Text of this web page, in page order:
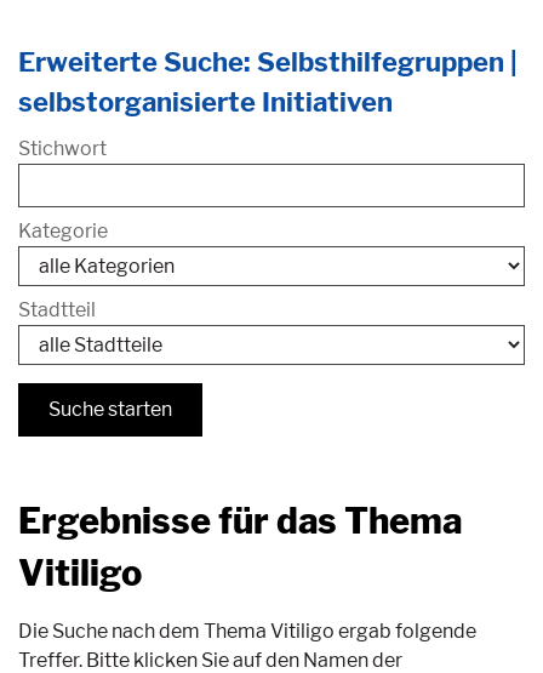
Erweiterte Suche: Selbsthilfegruppen |
selbstorganisierte Initiativen
Stichwort
Kategorie
Stadtteil
Ergebnisse für das Thema
Vitiligo
Die Suche nach dem Thema Vitiligo ergab folgende
Treffer. Bitte klicken Sie auf den Namen der